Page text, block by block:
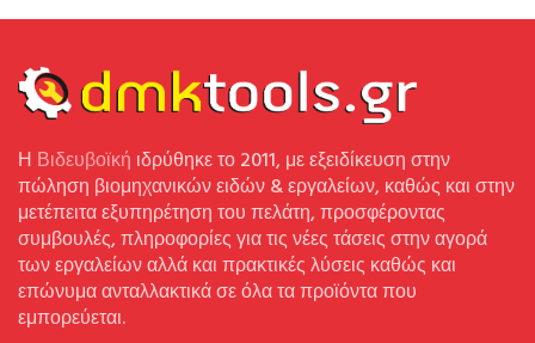
Η Βιδευβοϊκή ιδρύθηκε το 2011, με εξειδίκευση στην
πώληση βιομηχανικών ειδών & εργαλείων, καθώς και στην
μετέπειτα εξυπηρέτηση του πελάτη, προσφέροντας
συμβουλές, πληροφορίες για τις νέες τάσεις στην αγορά
των εργαλείων αλλά και πρακτικές λύσεις καθώς και
επώνυμα ανταλλακτικά σε όλα τα προϊόντα που
εμπορεύεται.